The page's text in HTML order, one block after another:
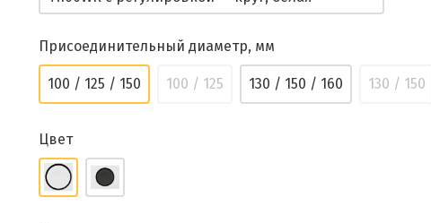
Присоединительный диаметр, мм
100 / 125 / 150 100 / 125 130 / 150 / 160 130 / 150
Цвет